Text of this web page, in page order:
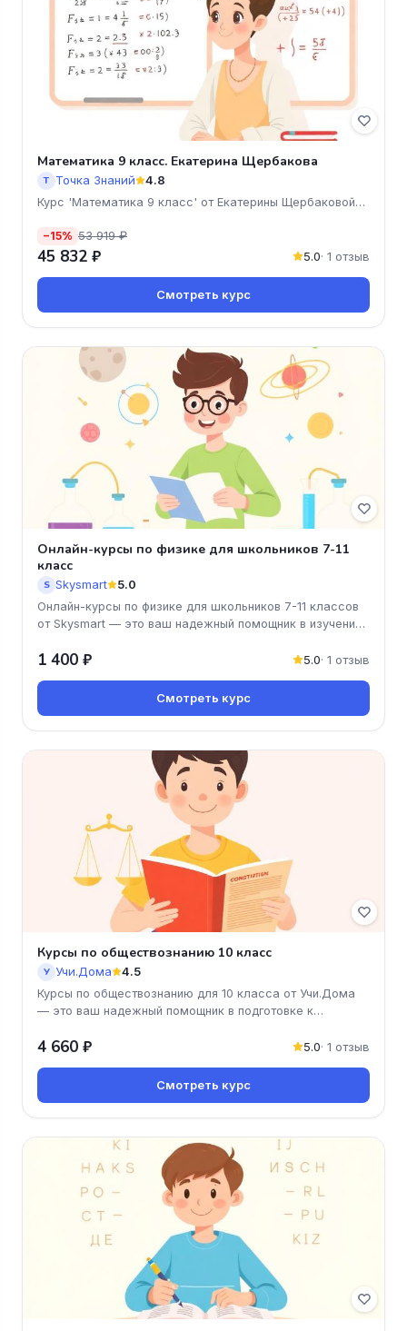
Математика 9 класс. Екатерина Щербакова
Т Точка Знаний 4.8
Курс 'Математика 9 класс' от Екатерины Щербаковой
−15% 53 919 ₽
45 832 ₽ 5.0· 1 отзыв
Смотреть курс
Онлайн-курсы по физике для школьников 7-11
класс
S Skysmart 5.0
Онлайн-курсы по физике для школьников 7-11 классов
от Skysmart — это ваш надежный помощник в изучении
1 400 ₽ 5.0· 1 отзыв
Смотреть курс
Курсы по обществознанию 10 класс
У Учи.Дома 4.5
Курсы по обществознанию для 10 класса от Учи.Дома
— это ваш надежный помощник в подготовке к
4 660 ₽ 5.0· 1 отзыв
Смотреть курс